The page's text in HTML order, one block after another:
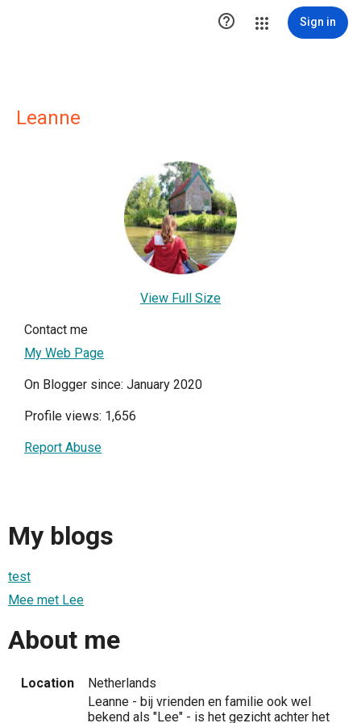
 Sign in
Leanne
View Full Size
Contact me
My Web Page
On Blogger since: January 2020
Profile views: 1,656
Report Abuse
My blogs
test
Mee met Lee
About me
Location
Netherlands
Leanne - bij vrienden en familie ook wel
bekend als "Lee" - is het gezicht achter het